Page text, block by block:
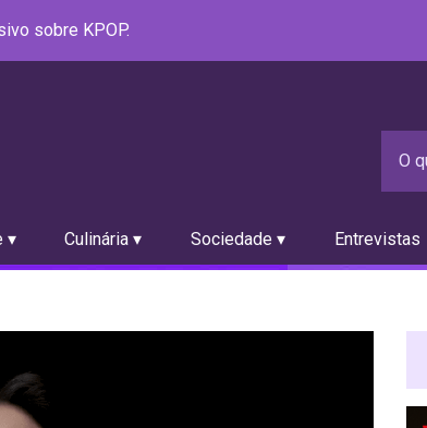
sobre KPOP.
▾ Culinária ▾ Sociedade ▾ Entrevistas